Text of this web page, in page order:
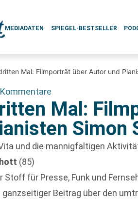
MEDIADATEN SPIEGEL-BESTSELLER
Mal: Filmporträt über Autor und
Mal:
Simon
und die mannigfaltigen
(85)
Stoff für Presse, Funk und
ganzseitiger Beitrag über den